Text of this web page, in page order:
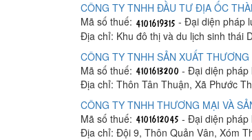
CÔNG TY TNHH ĐẦU TƯ ĐỊA ỐC
Mã số thuế:
- Đại diện pháp
Địa chỉ: Khu đô thị và du lịch sinh thái
CÔNG TY TNHH SẢN XUẤT
Mã số thuế:
- Đại diện pháp
Địa chỉ: Thôn Tân Thuận, Xã Phước
CÔNG TY TNHH THƯƠNG MẠI VÀ
Mã số thuế:
- Đại diện pháp
Địa chỉ: Đội 9, Thôn Quản Vân, Xóm